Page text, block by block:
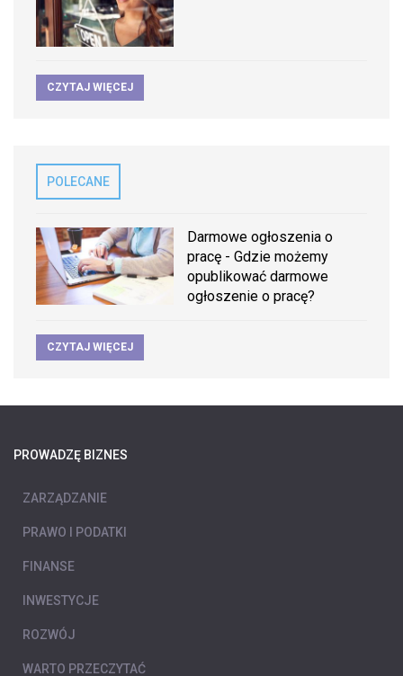
CZYTAJ WIĘCEJ
POLECANE
Darmowe ogłoszenia o
pracę - Gdzie możemy
opublikować darmowe
ogłoszenie o pracę?
CZYTAJ WIĘCEJ
PROWADZĘ BIZNES
ZARZĄDZANIE
PRAWO I PODATKI
FINANSE
INWESTYCJE
ROZWÓJ
WARTO PRZECZYTAĆ